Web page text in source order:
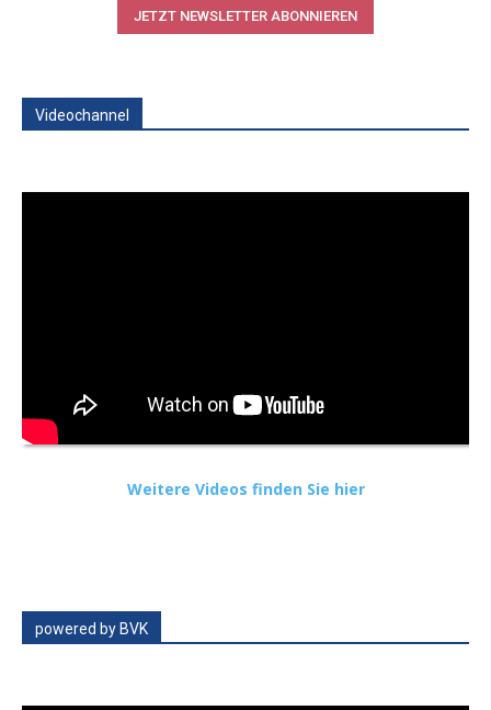
JETZT NEWSLETTER ABONNIEREN
Videochannel
Weitere Videos finden Sie hier
powered by BVK